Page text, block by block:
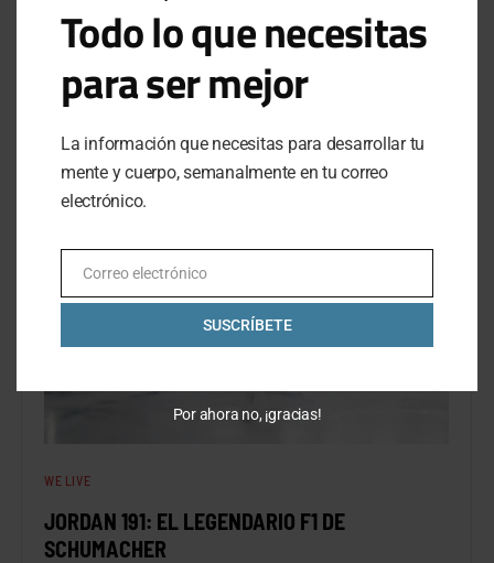
Una colección con un calzado para cada objetivo,
adizero Collection de adidas
FABIÁN MORALES JUNE 25, 2021 NO COMMENTS
WE LIVE
JORDAN 191: EL LEGENDARIO F1 DE
SCHUMACHER
Todo lo que necesitas
para ser mejor
La información que necesitas para desarrollar tu
mente y cuerpo, semanalmente en tu correo
electrónico.
EmailCorreo electrónico
SUSCRÍBETE
Por ahora no, ¡gracias!